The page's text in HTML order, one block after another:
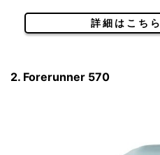
詳細はこちら
2. Forerunner 570